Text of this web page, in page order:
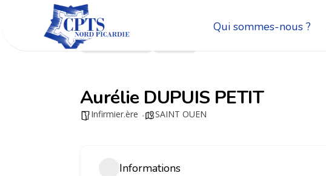
Qui sommes-nous ?
Aurélie DUPUIS PETIT
Infirmier.ère SAINT OUEN
Informations